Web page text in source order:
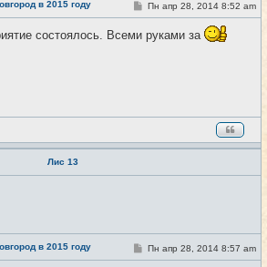
в 2015 году #2
С
о
б
Пн апр 28, 2014 8:52 am
состоялось. Всеми руками за
Лис 13
в 2015 году #3
С
о
Пн апр 28, 2014 8:57 am